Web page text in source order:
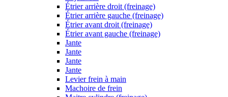
Étrier arrière droit (freinage)
Étrier arrière gauche (freinage)
Étrier avant droit (freinage)
Étrier avant gauche (freinage)
Jante
Jante
Jante
Jante
Levier frein à main
Machoire de frein